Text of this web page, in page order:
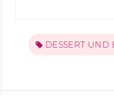
DESSERT UND